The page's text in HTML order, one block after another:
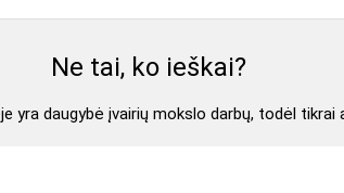
Ne tai, ko ieškai?
yra daugybė įvairių mokslo darbų, todėl tikrai